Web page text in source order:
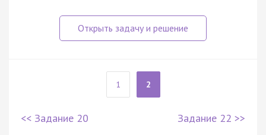
1 2
<< Задание 20 Задание 22 >>